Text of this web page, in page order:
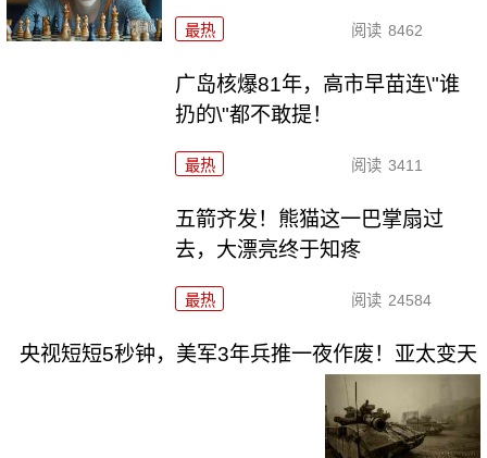
最热 阅读 8462
广岛核爆81年，高市早苗连\"谁
扔的\"都不敢提！
最热 阅读 3411
五箭齐发！熊猫这一巴掌扇过
去，大漂亮终于知疼
最热 阅读 24584
央视短短5秒钟，美军3年兵推一夜作废！亚太变天